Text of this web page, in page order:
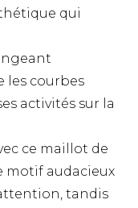
qui
les courbes
activités sur la
ce maillot de
motif audacieux
tandis